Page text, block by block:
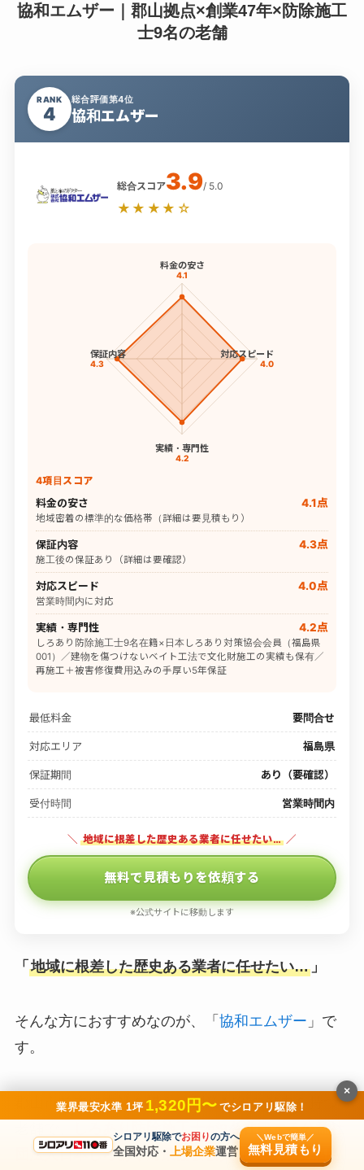
協和エムザー｜郡山拠点×創業47年×防除施工
士9名の老舗
RANK
4
総合評価第4位
協和エムザー
総合スコア3.9/ 5.0
★★★★☆
料金の安さ
4.1
対応スピード
4.0
実績・専門性
4.2
保証内容
4.3
4項目スコア
料金の安さ 4.1点
地域密着の標準的な価格帯（詳細は要見積もり）
保証内容 4.3点
施工後の保証あり（詳細は要確認）
対応スピード 4.0点
営業時間内に対応
実績・専門性 4.2点
しろあり防除施工士9名在籍×日本しろあり対策協会会員（福島県
001）／建物を傷つけないベイト工法で文化財施工の実績も保有／
再施工＋被害修復費用込みの手厚い5年保証
最低料金 要問合せ
対応エリア 福島県
保証期間 あり（要確認）
受付時間 営業時間内
＼ 地域に根差した歴史ある業者に任せたい… ／
無料で見積もりを依頼する
※公式サイトに移動します
「 地域に根差した歴史ある業者に任せたい…」
そんな方におすすめなのが、「 協和エムザー 」で
す。
郡山市並木に本社を構え、創業47年の歴史を持つ
しろあり防除施工士が9名在籍する公益社
団法人日本しろあり対策協会会員（登録番号 福島
業界最安水準 1坪 1,320円〜 でシロアリ駆除！
シロアリ駆除でお困りの方へ
全国対応・ 上場企業運営
＼Webで簡単／
無料見積もり
×